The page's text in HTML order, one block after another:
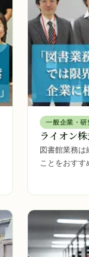
一般企業・
ライオン
図書館業務
ことをおすす